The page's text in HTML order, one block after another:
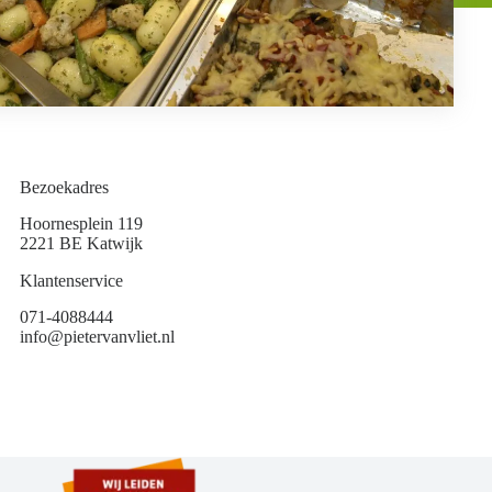
Bezoekadres
Hoornesplein 119
2221 BE Katwijk
Klantenservice
071-4088444
info@pietervanvliet.nl